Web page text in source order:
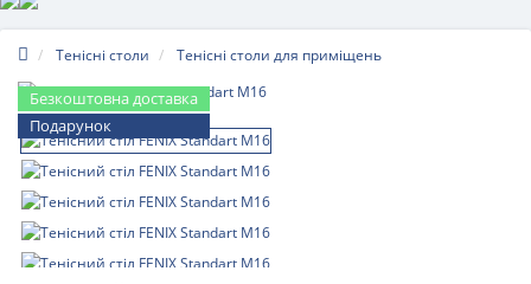
Тенісні столи Тенісні столи для приміщень
Безкоштовна доставка
Подарунок